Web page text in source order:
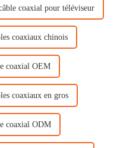
coaxial pour téléviseur
coaxiaux chinois
coaxial OEM
coaxiaux en gros
coaxial ODM